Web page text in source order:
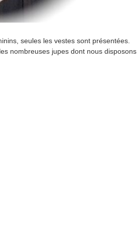
seules les vestes sont présentées.
nombreuses jupes dont nous disposons